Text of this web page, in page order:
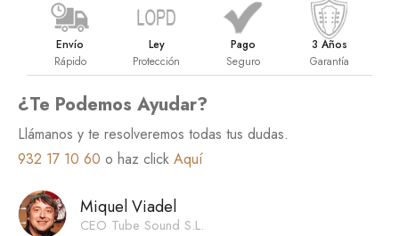
Envío
Rápido
Ley
Protección
Pago
Seguro
3 Años
Garantía
¿Te Podemos Ayudar?
Llámanos y te resolveremos todas tus dudas.
932 17 10 60 o haz click Aquí
Miquel Viadel
CEO Tube Sound S.L.